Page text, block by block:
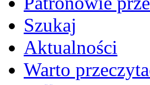
Szukaj
Aktualności
Warto